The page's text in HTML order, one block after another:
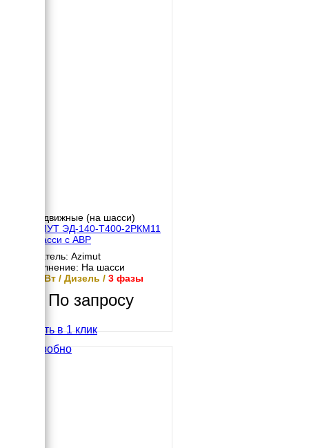
Передвижные (на шасси)
АЗИМУТ ЭД-140-Т400-2РКМ11
на шасси с АВР
Двигатель: Azimut
Исполнение: На шасси
140 кВт / Дизель / 3 фазы
По запросу
Купить в 1 клик
Подробно